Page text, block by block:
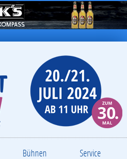
Bühnen Service